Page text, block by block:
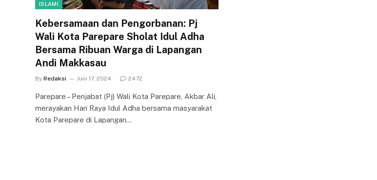
ISLAMI
Kebersamaan dan Pengorbanan: Pj
Wali Kota Parepare Sholat Idul Adha
Bersama Ribuan Warga di Lapangan
Andi Makkasau
By Redaksi Juni 17, 2024 2472
Parepare – Penjabat (Pj) Wali Kota Parepare, Akbar Ali,
merayakan Hari Raya Idul Adha bersama masyarakat
Kota Parepare di Lapangan…